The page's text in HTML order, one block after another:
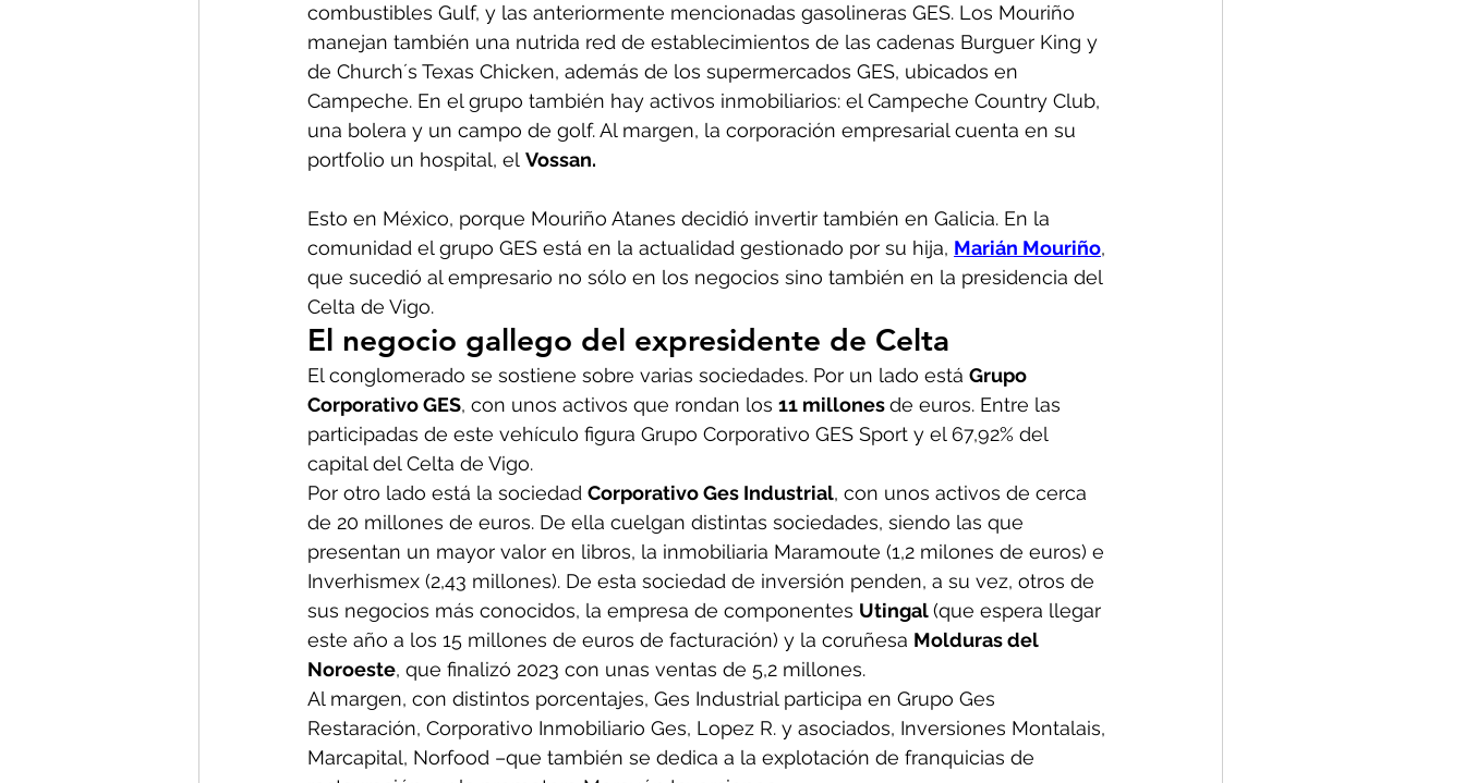
combustibles Gulf, y las anteriormente mencionadas gasolineras GES. Los Mouriño
manejan también una nutrida red de establecimientos de las cadenas Burguer King y
de Church´s Texas Chicken, además de los supermercados GES, ubicados en
Campeche. En el grupo también hay activos inmobiliarios: el Campeche Country Club,
una bolera y un campo de golf. Al margen, la corporación empresarial cuenta en su
portfolio un hospital, el Vossan.
Esto en México, porque Mouriño Atanes decidió invertir también en Galicia. En la
comunidad el grupo GES está en la actualidad gestionado por su hija, Marián Mouriño,
que sucedió al empresario no sólo en los negocios sino también en la presidencia del
Celta de Vigo.
El negocio gallego del expresidente de Celta
El conglomerado se sostiene sobre varias sociedades. Por un lado está Grupo
Corporativo GES, con unos activos que rondan los 11 millones de euros. Entre las
participadas de este vehículo figura Grupo Corporativo GES Sport y el 67,92% del
capital del Celta de Vigo.
Por otro lado está la sociedad Corporativo Ges Industrial, con unos activos de cerca
de 20 millones de euros. De ella cuelgan distintas sociedades, siendo las que
presentan un mayor valor en libros, la inmobiliaria Maramoute (1,2 milones de euros) e
Inverhismex (2,43 millones). De esta sociedad de inversión penden, a su vez, otros de
sus negocios más conocidos, la empresa de componentes Utingal (que espera llegar
este año a los 15 millones de euros de facturación) y la coruñesa Molduras del
Noroeste, que finalizó 2023 con unas ventas de 5,2 millones.
Al margen, con distintos porcentajes, Ges Industrial participa en Grupo Ges
Restaración, Corporativo Inmobiliario Ges, Lopez R. y asociados, Inversiones Montalais,
Marcapital, Norfood –que también se dedica a la explotación de franquicias de